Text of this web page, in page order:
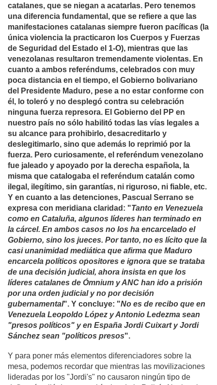
catalanes, que se niegan a acatarlas. Pero tenemos
una diferencia fundamental, que se refiere a que las
manifestaciones catalanas siempre fueron pacíficas (la
única violencia la practicaron los Cuerpos y Fuerzas
de Seguridad del Estado el 1-O), mientras que las
venezolanas resultaron tremendamente violentas. En
cuanto a ambos referéndums, celebrados con muy
poca distancia en el tiempo, el Gobierno bolivariano
del Presidente Maduro, pese a no estar conforme con
él, lo toleró y no desplegó contra su celebración
ninguna fuerza represora. El Gobierno del PP en
nuestro país no sólo habilitó todas las vías legales a
su alcance para prohibirlo, desacreditarlo y
deslegitimarlo, sino que además lo reprimió por la
fuerza. Pero curiosamente, el referéndum venezolano
fue jaleado y apoyado por la derecha española, la
misma que catalogaba el referéndum catalán como
ilegal, ilegítimo, sin garantías, ni riguroso, ni fiable, etc.
Y en cuanto a las detenciones, Pascual Serrano se
expresa con meridiana claridad: "Tanto en Venezuela
como en Cataluña, algunos líderes han terminado en
la cárcel. En ambos casos no los ha encarcelado el
Gobierno, sino los jueces. Por tanto, no es lícito que la
casi unanimidad mediática que afirma que Maduro
encarcela políticos opositores e ignora que se trataba
de una decisión judicial, ahora insista en que los
líderes catalanes de Ómnium y ANC han ido a prisión
por una orden judicial y no por decisión
gubernamental". Y concluye: "No es de recibo que en
Venezuela Leopoldo López y Antonio Ledezma sean
"presos políticos" y en España Jordi Cuixart y Jordi
Sánchez sean "políticos presos".
Y para poner más elementos diferenciadores sobre la
mesa, podemos recordar que mientras las movilizaciones
lideradas por los "Jordi's" no causaron ningún tipo de